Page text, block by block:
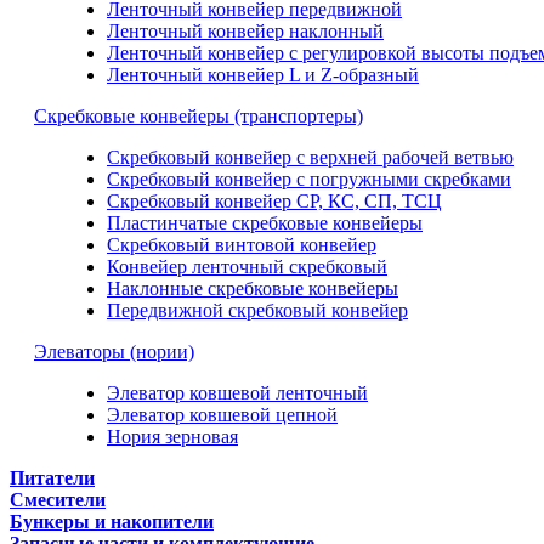
Ленточный конвейер передвижной
Ленточный конвейер наклонный
Ленточный конвейер с регулировкой высоты
Ленточный конвейер L и Z-образный
Скребковые конвейеры (транспортеры)
Скребковый конвейер с верхней рабочей ветвью
Скребковый конвейер с погружными скребками
Скребковый конвейер СР, КС, СП, ТСЦ
Пластинчатые скребковые конвейеры
Скребковый винтовой конвейер
Конвейер ленточный скребковый
Наклонные скребковые конвейеры
Передвижной скребковый конвейер
Элеваторы (нории)
Элеватор ковшевой ленточный
Элеватор ковшевой цепной
Нория зерновая
Питатели
Смесители
Бункеры и накопители